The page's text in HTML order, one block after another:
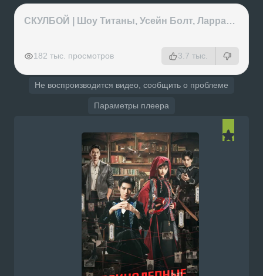
СКУЛБОЙ | Шоу Титаны, Усейн Болт, Ларрат, Зашквар!
182 тыс. просмотров 3.7 тыс.
Не воспроизводится видео, сообщить о проблеме
Параметры плеера